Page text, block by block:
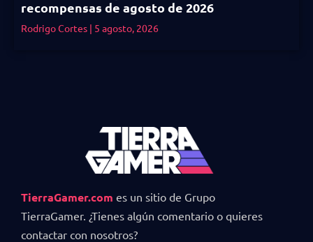
recompensas de agosto de 2026
Rodrigo Cortes 5 agosto, 2026
TierraGamer.com es un sitio de Grupo
TierraGamer. ¿Tienes algún comentario o quieres
contactar con nosotros?